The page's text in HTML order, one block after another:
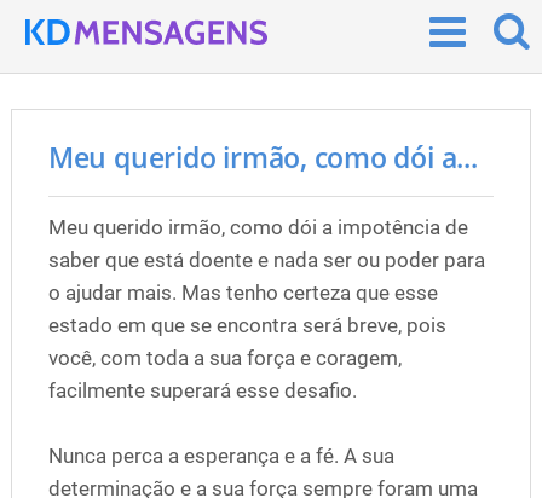
Meu querido irmão, como dói a...
Meu querido irmão, como dói a impotência de
saber que está doente e nada ser ou poder para
o ajudar mais. Mas tenho certeza que esse
estado em que se encontra será breve, pois
você, com toda a sua força e coragem,
facilmente superará esse desafio.
Nunca perca a esperança e a fé. A sua
determinação e a sua força sempre foram uma